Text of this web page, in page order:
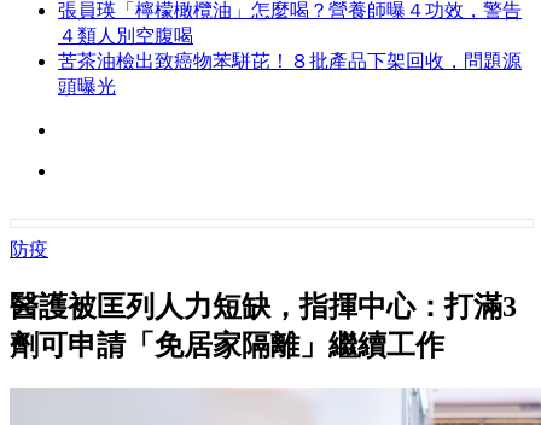
張員瑛「檸檬橄欖油」怎麼喝？營養師曝４功效，警告
４類人別空腹喝
苦茶油檢出致癌物苯駢芘！８批產品下架回收，問題源
頭曝光
防疫
醫護被匡列人力短缺，指揮中心：打滿3
劑可申請「免居家隔離」繼續工作